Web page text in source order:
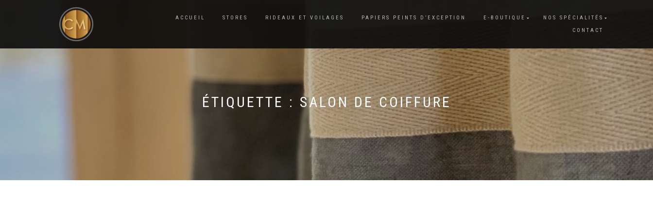
ACCUEIL STORES RIDEAUX ET VOILAGES PAPIERS PEINTS D’EXCEPTION E-BOUTIQUE
NOS SPÉCIALITÉS
CONTACT
ÉTIQUETTE : SALON DE COIFFURE